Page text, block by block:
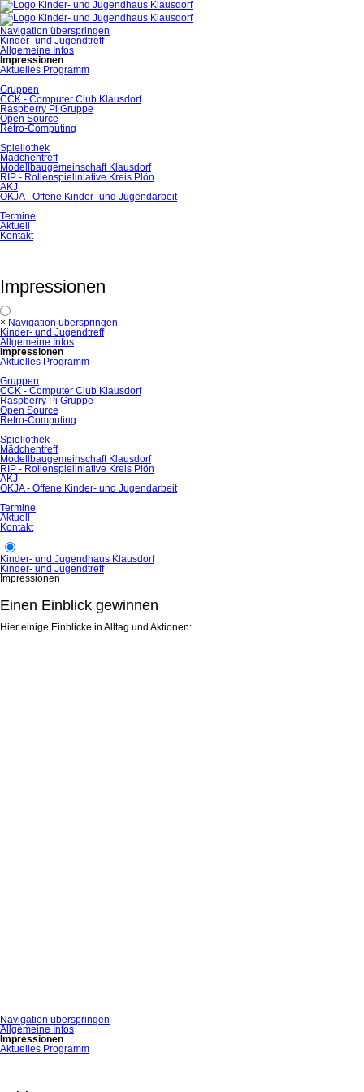
Navigation überspringen
Kinder- und Jugendtreff
Allgemeine Infos
Impressionen
Aktuelles Programm
Gruppen
CCK - Computer Club Klausdorf
Raspberry Pi Gruppe
Open Source
Retro-Computing
Spieliothek
Mädchentreff
Modellbaugemeinschaft Klausdorf
RIP - Rollenspieliniative Kreis Plön
AKJ
OKJA - Offene Kinder- und Jugendarbeit
Termine
Aktuell
Kontakt
Impressionen
× Navigation überspringen
Kinder- und Jugendtreff
Allgemeine Infos
Impressionen
Aktuelles Programm
Gruppen
CCK - Computer Club Klausdorf
Raspberry Pi Gruppe
Open Source
Retro-Computing
Spieliothek
Mädchentreff
Modellbaugemeinschaft Klausdorf
RIP - Rollenspieliniative Kreis Plön
AKJ
OKJA - Offene Kinder- und Jugendarbeit
Termine
Aktuell
Kontakt
Kinder- und Jugendhaus Klausdorf
Kinder- und Jugendtreff
Impressionen
Einen Einblick gewinnen
Hier einige Einblicke in Alltag und Aktionen:
Navigation überspringen
Allgemeine Infos
Impressionen
Aktuelles Programm